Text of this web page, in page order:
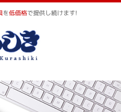
を低価格で提供し続けます!